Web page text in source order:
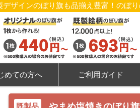
ザインのぼり旗も品揃え豊富！のぼ
めての方へ ご利用ガイド
やまめ塩焼きのぼり